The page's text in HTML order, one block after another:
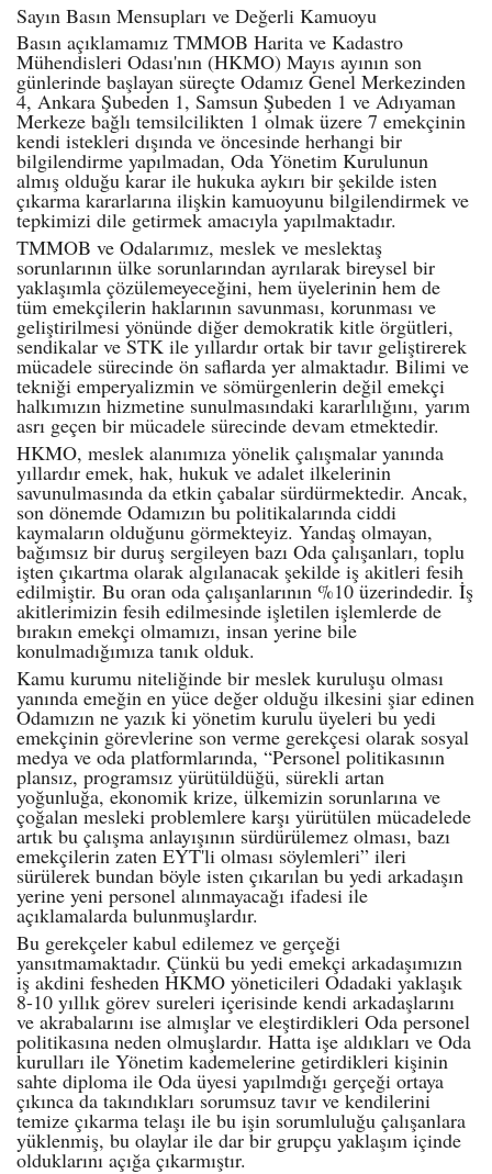
Sayın Basın Mensupları ve Değerli Kamuoyu
Basın açıklamamız TMMOB Harita ve Kadastro
Mühendisleri Odası'nın (HKMO) Mayıs ayının son
günlerinde başlayan süreçte Odamız Genel Merkezinden
4, Ankara Şubeden 1, Samsun Şubeden 1 ve Adıyaman
Merkeze bağlı temsilcilikten 1 olmak üzere 7 emekçinin
kendi istekleri dışında ve öncesinde herhangi bir
bilgilendirme yapılmadan, Oda Yönetim Kurulunun
almış olduğu karar ile hukuka aykırı bir şekilde isten
çıkarma kararlarına ilişkin kamuoyunu bilgilendirmek ve
tepkimizi dile getirmek amacıyla yapılmaktadır.
TMMOB ve Odalarımız, meslek ve meslektaş
sorunlarının ülke sorunlarından ayrılarak bireysel bir
yaklaşımla çözülemeyeceğini, hem üyelerinin hem de
tüm emekçilerin haklarının savunması, korunması ve
geliştirilmesi yönünde diğer demokratik kitle örgütleri,
sendikalar ve STK ile yıllardır ortak bir tavır geliştirerek
mücadele sürecinde ön saflarda yer almaktadır. Bilimi ve
tekniği emperyalizmin ve sömürgenlerin değil emekçi
halkımızın hizmetine sunulmasındaki kararlılığını, yarım
asrı geçen bir mücadele sürecinde devam etmektedir.
HKMO, meslek alanımıza yönelik çalışmalar yanında
yıllardır emek, hak, hukuk ve adalet ilkelerinin
savunulmasında da etkin çabalar sürdürmektedir. Ancak,
son dönemde Odamızın bu politikalarında ciddi
kaymaların olduğunu görmekteyiz. Yandaş olmayan,
bağımsız bir duruş sergileyen bazı Oda çalışanları, toplu
işten çıkartma olarak algılanacak şekilde iş akitleri fesih
edilmiştir. Bu oran oda çalışanlarının %10 üzerindedir. İş
akitlerimizin fesih edilmesinde işletilen işlemlerde de
bırakın emekçi olmamızı, insan yerine bile
konulmadığımıza tanık olduk.
Kamu kurumu niteliğinde bir meslek kuruluşu olması
yanında emeğin en yüce değer olduğu ilkesini şiar edinen
Odamızın ne yazık ki yönetim kurulu üyeleri bu yedi
emekçinin görevlerine son verme gerekçesi olarak sosyal
medya ve oda platformlarında, “Personel politikasının
plansız, programsız yürütüldüğü, sürekli artan
yoğunluğa, ekonomik krize, ülkemizin sorunlarına ve
çoğalan mesleki problemlere karşı yürütülen mücadelede
artık bu çalışma anlayışının sürdürülemez olması, bazı
emekçilerin zaten EYT'li olması söylemleri” ileri
sürülerek bundan böyle isten çıkarılan bu yedi arkadaşın
yerine yeni personel alınmayacağı ifadesi ile
açıklamalarda bulunmuşlardır.
Bu gerekçeler kabul edilemez ve gerçeği
yansıtmamaktadır. Çünkü bu yedi emekçi arkadaşımızın
iş akdini fesheden HKMO yöneticileri Odadaki yaklaşık
8-10 yıllık görev sureleri içerisinde kendi arkadaşlarını
ve akrabalarını ise almışlar ve eleştirdikleri Oda personel
politikasına neden olmuşlardır. Hatta işe aldıkları ve Oda
kurulları ile Yönetim kademelerine getirdikleri kişinin
sahte diploma ile Oda üyesi yapılmdığı gerçeği ortaya
çıkınca da takındıkları sorumsuz tavır ve kendilerini
temize çıkarma telaşı ile bu işin sorumluluğu çalışanlara
yüklenmiş, bu olaylar ile dar bir grupçu yaklaşım içinde
olduklarını açığa çıkarmıştır.